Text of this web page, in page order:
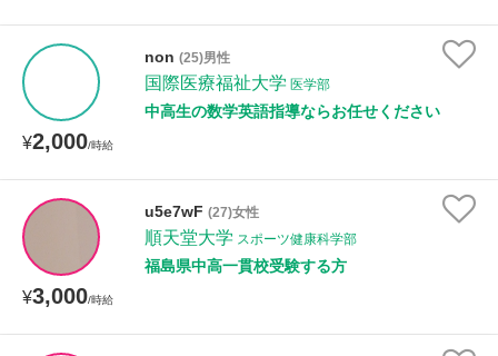
¥2,000/時給
non (25)男性
国際医療福祉大学 医学部
中高生の数学英語指導ならお任せください
¥3,000/時給
u5e7wF (27)女性
順天堂大学 スポーツ健康科学部
福島県中高一貫校受験する方
距離：15km以内
年齢：18-101歳